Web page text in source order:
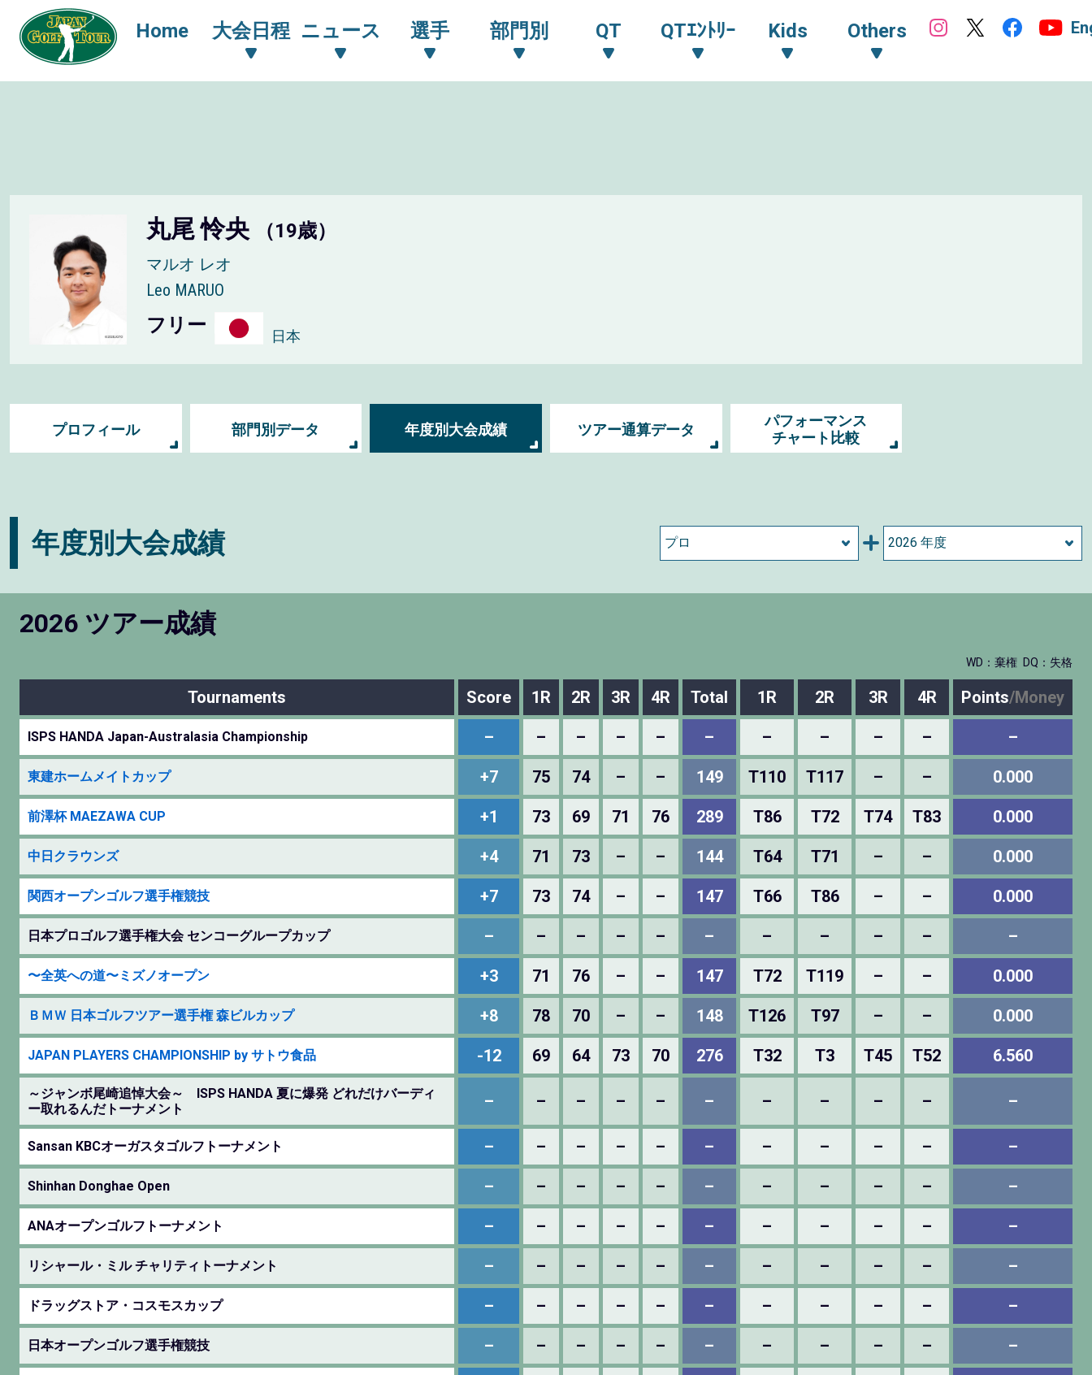
Home 大会日程 ニュース 選手 部門別 QT QTｴﾝﾄﾘｰ Kids Others
丸尾 怜央 （19歳）
マルオ レオ
Leo MARUO
フリー 日本
プロフィール 部門別データ 年度別大会成績 ツアー通算データ
パフォーマンス
チャート比較
年度別大会成績
2026 ツアー成績
WD：棄権 DQ：失格
Tournaments Score 1R 2R 3R 4R Total 1R 2R 3R 4R Points/Money
ISPS HANDA Japan-Australasia Championship – – – – – – – – – – –
東建ホームメイトカップ +7 75 74 – – 149 T110 T117 – – 0.000
前澤杯 MAEZAWA CUP +1 73 69 71 76 289 T86 T72 T74 T83 0.000
中日クラウンズ +4 71 73 – – 144 T64 T71 – – 0.000
関西オープンゴルフ選手権競技 +7 73 74 – – 147 T66 T86 – – 0.000
日本プロゴルフ選手権大会 センコーグループカップ – – – – – – – – – – –
〜全英への道〜ミズノオープン +3 71 76 – – 147 T72 T119 – – 0.000
ＢＭＷ 日本ゴルフツアー選手権 森ビルカップ +8 78 70 – – 148 T126 T97 – – 0.000
JAPAN PLAYERS CHAMPIONSHIP by サトウ食品 -12 69 64 73 70 276 T32 T3 T45 T52 6.560
～ジャンボ尾崎追悼大会～ ISPS HANDA 夏に爆発 どれだけバーディ
ー取れるんだトーナメント
– – – – – – – – – – –
Sansan KBCオーガスタゴルフトーナメント – – – – – – – – – – –
Shinhan Donghae Open – – – – – – – – – – –
ANAオープンゴルフトーナメント – – – – – – – – – – –
リシャール・ミル チャリティトーナメント – – – – – – – – – – –
ドラッグストア・コスモスカップ – – – – – – – – – – –
日本オープンゴルフ選手権競技 – – – – – – – – – – –